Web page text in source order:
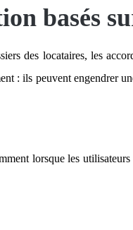
basés
des locataires, les
: ils peuvent engendrer
lorsque les